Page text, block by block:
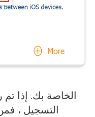
التسجيل ،